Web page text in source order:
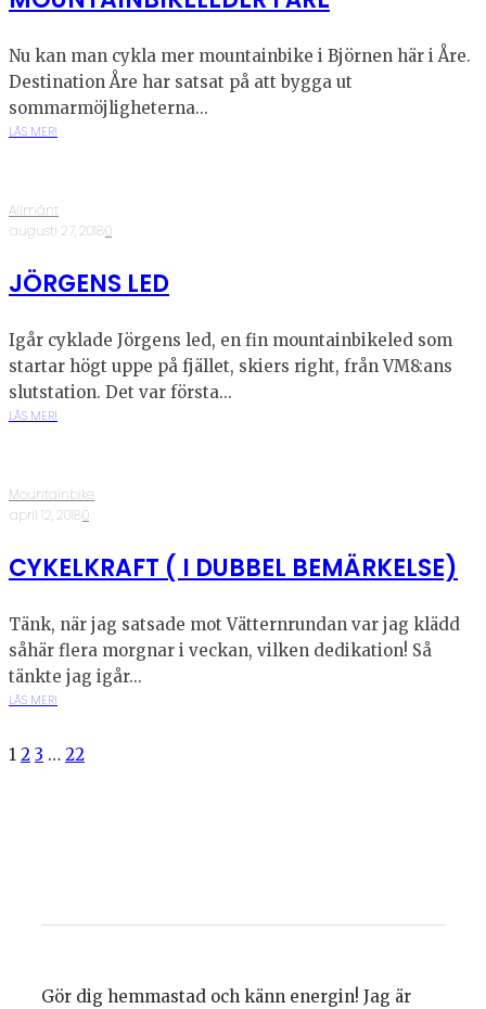
Nu kan man cykla mer mountainbike i Björnen här i Åre.
Destination Åre har satsat på att bygga ut
sommarmöjligheterna...
LÄS MER!
Allmänt
·augusti 27, 2018·0
JÖRGENS LED
Igår cyklade Jörgens led, en fin mountainbikeled som
startar högt uppe på fjället, skiers right, från VM8:ans
slutstation. Det var första...
LÄS MER!
Mountainbike
·april 12, 2018·0
CYKELKRAFT ( I DUBBEL BEMÄRKELSE)
Tänk, när jag satsade mot Vätternrundan var jag klädd
såhär flera morgnar i veckan, vilken dedikation! Så
tänkte jag igår...
LÄS MER!
1 2 3 … 22
Gör dig hemmastad och känn energin! Jag är